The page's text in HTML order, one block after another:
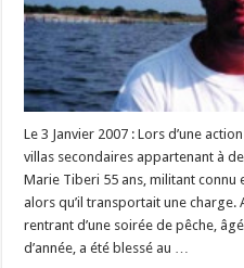
Le 3 Janvier 2007 : Lors d’une
villas secondaires appartenant à
Marie Tiberi 55 ans, militant connu
alors qu’il transportait une charge.
rentrant d’une soirée de pêche,
d’année, a été blessé au …